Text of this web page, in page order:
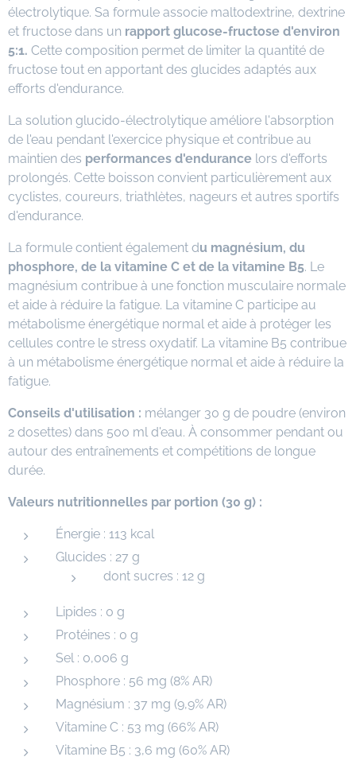
électrolytique. Sa formule associe maltodextrine, dextrine
et fructose dans un rapport glucose-fructose d'environ
5:1. Cette composition permet de limiter la quantité de
fructose tout en apportant des glucides adaptés aux
efforts d'endurance.
La solution glucido-électrolytique améliore l'absorption
de l'eau pendant l'exercice physique et contribue au
maintien des performances d'endurance lors d'efforts
prolongés. Cette boisson convient particulièrement aux
cyclistes, coureurs, triathlètes, nageurs et autres sportifs
d'endurance.
La formule contient également du magnésium, du
phosphore, de la vitamine C et de la vitamine B5. Le
magnésium contribue à une fonction musculaire normale
et aide à réduire la fatigue. La vitamine C participe au
métabolisme énergétique normal et aide à protéger les
cellules contre le stress oxydatif. La vitamine B5 contribue
à un métabolisme énergétique normal et aide à réduire la
fatigue.
Conseils d'utilisation : mélanger 30 g de poudre (environ
2 dosettes) dans 500 ml d'eau. À consommer pendant ou
autour des entraînements et compétitions de longue
durée.
Valeurs nutritionnelles par portion (30 g) :
Énergie : 113 kcal
Glucides : 27 g
dont sucres : 12 g
Lipides : 0 g
Protéines : 0 g
Sel : 0,006 g
Phosphore : 56 mg (8% AR)
Magnésium : 37 mg (9,9% AR)
Vitamine C : 53 mg (66% AR)
Vitamine B5 : 3,6 mg (60% AR)